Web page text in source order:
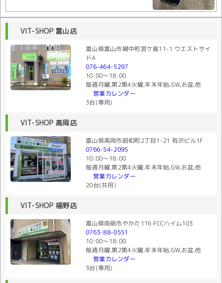
VIT-SHOP 富山店
富山県富山市婦中町宮ケ島11-1 ウエストサイ
ドA
076-464-5297
10:00〜18:00
毎週月曜,第2第4火曜,年末年始,GW,お盆,他
営業カレンダー
3台(専用)
VIT-SHOP 高岡店
富山県高岡市昭和町2丁目1-21 有沢ビル1F
0766-54-2095
10:00〜18:00
毎週月曜,第2第4火曜,年末年始,GW,お盆,他
営業カレンダー
20台(共用)
VIT-SHOP 福野店
富山県南砺市やかた116 FCCハイム103
0763-88-0551
10:00〜18:00
毎週月曜,第2第4火曜,年末年始,GW,お盆,他
営業カレンダー
3台(専用)